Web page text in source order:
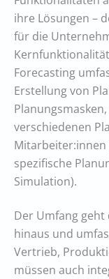
ihre Lösungen –
für die
Forecasting
Erstellung von
verschiedenen
Mitarbeiter:innen
spezifische
Simulation).
Der Umfang
hinaus und
Vertrieb,
müssen auch